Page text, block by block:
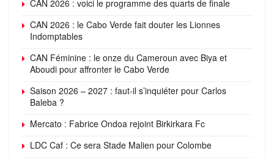
CAN 2026 : voici le programme des quarts de finale
CAN 2026 : le Cabo Verde fait douter les Lionnes
Indomptables
CAN Féminine : le onze du Cameroun avec Biya et
Aboudi pour affronter le Cabo Verde
Saison 2026 – 2027 : faut-il s’inquiéter pour Carlos
Baleba ?
Mercato : Fabrice Ondoa rejoint Birkirkara Fc
LDC Caf : Ce sera Stade Malien pour Colombe